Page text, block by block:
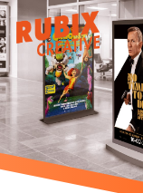
Skip
to
main
content